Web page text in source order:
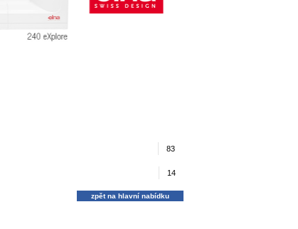
83
14
zpět na hlavní nabídku